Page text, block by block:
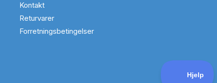
Kontakt
Returvarer
Forretningsbetingelser